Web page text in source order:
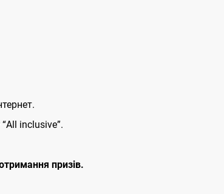
“All inclusive”.
призів.